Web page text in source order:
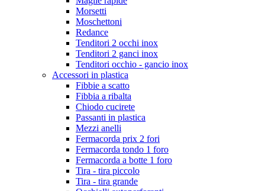
Morsetti
Moschettoni
Redance
Tenditori 2 occhi inox
Tenditori 2 ganci inox
Tenditori occhio - gancio inox
Accessori in plastica
Fibbie a scatto
Fibbia a ribalta
Chiodo cucirete
Passanti in plastica
Mezzi anelli
Fermacorda prix 2 fori
Fermacorda tondo 1 foro
Fermacorda a botte 1 foro
Tira - tira piccolo
Tira - tira grande